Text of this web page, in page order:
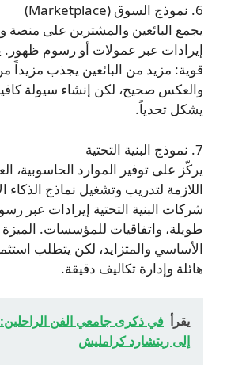
6. نموذج السوق (Marketplace)
يجمع البائعين والمشترين على منصة
إيرادات عبر عمولات أو رسوم ظهور.
قوية: مزيد من البائعين يجذب مزيداً
والعكس صحيح، لكن إنشاء سيولة
يشكل تحدياً.
7. نموذج البنية التحتية
يركّز على توفير الموارد الحاسوبية،
اللازمة لتدريب وتشغيل نماذج الذكاء
شركات البنية التحتية إيرادات عبر
طويلة، واتفاقيات للمؤسسات.
الأساسي والمتزايد، لكن يتطلب
هائلة وإدارة تكاليف دقيقة.
يقرأ في ذكرى جامعي الفن
إلى ريتشارد كرامليش